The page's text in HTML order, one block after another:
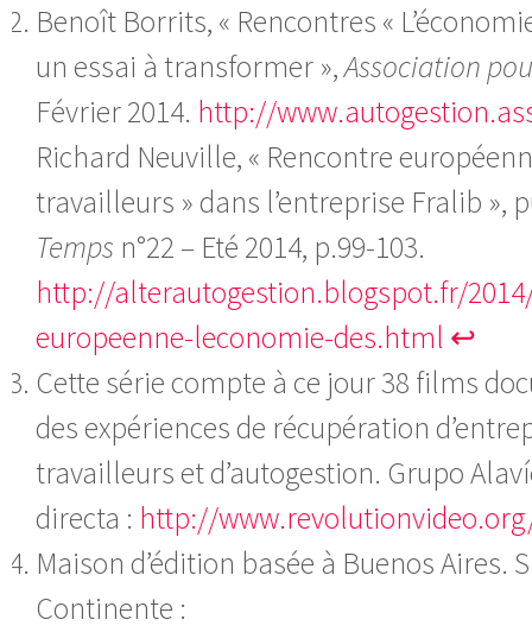
Benoît Borrits, « Rencontres «
un essai à transformer »,Association
Février 2014. http://
Richard Neuville, « Rencontre
travailleurs » dans l’entreprise Fralib »,
Temps n°22 – Eté 2014, p.99-103.
http://alterautogestion.blogspot.fr/
europeenne-leconomie-des.html ↩
Cette série compte à ce jour 38 films
des expériences de récupération
travailleurs et d’autogestion. Grupo
directa : http://
Maison d’édition basée à Buenos Aires.
Continente :